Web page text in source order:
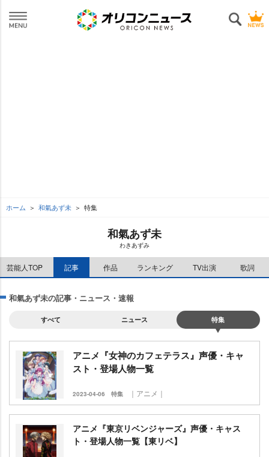
ホーム 和氣あず未 特集
和氣あず未
わきあずみ
芸能人TOP 記事 作品 ランキング TV出演 歌詞
和氣あず未の記事・ニュース・速報
すべて ニュース 特集
アニメ『女神のカフェテラス』声優・キャ
スト・登場人物一覧
2023-04-06 特集 ｜アニメ｜
アニメ『東京リベンジャーズ』声優・キャス
ト・登場人物一覧【東リベ】